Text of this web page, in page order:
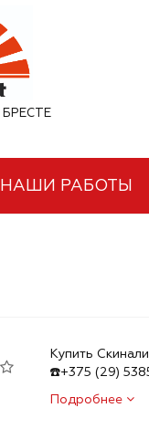
НАШИ РАБОТЫ
Купить
☎️+375 (29)
Подробнее